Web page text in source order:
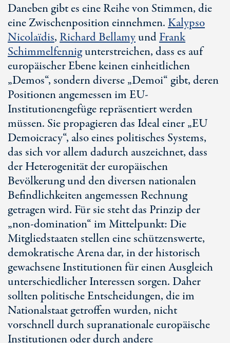
Daneben gibt es eine Reihe von Stimmen, die
eine Zwischenposition einnehmen.Kalypso
Nicolaïdis,Richard BellamyundFrank
Schimmelfennigunterstreichen, dass es auf
europäischer Ebene keinen einheitlichen
„Demos“, sondern diverse „Demoi“ gibt, deren
Positionen angemessen im EU-
Institutionengefüge repräsentiert werden
müssen. Sie propagieren das Ideal einer „EU
Demoicracy“, also eines politisches Systems,
das sich vor allem dadurch auszeichnet, dass
der Heterogenität der europäischen
Bevölkerung und den diversen nationalen
Befindlichkeiten angemessen Rechnung
getragen wird. Für sie steht das Prinzip der
„non-domination“ im Mittelpunkt: Die
Mitgliedstaaten stellen eine schützenswerte,
demokratische Arena dar, in der historisch
gewachsene Institutionen für einen Ausgleich
unterschiedlicher Interessen sorgen. Daher
sollten politische Entscheidungen, die im
Nationalstaat getroffen wurden, nicht
vorschnell durch supranationale europäische
Institutionen oder durch andere